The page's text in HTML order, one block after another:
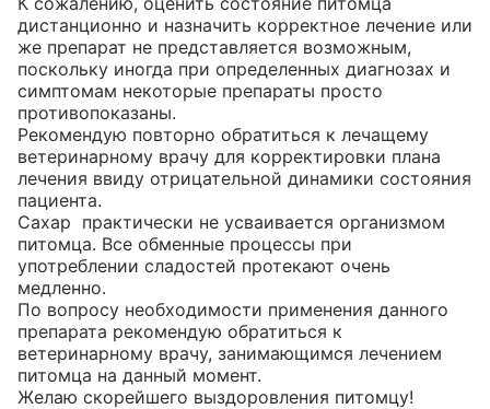
дистанционно и назначить корректное лечение или
же препарат не представляется возможным,
поскольку иногда при определенных диагнозах и
симптомам некоторые препараты просто
противопоказаны.
Рекомендую повторно обратиться к лечащему
ветеринарному врачу для корректировки плана
лечения ввиду отрицательной динамики состояния
пациента.
Сахар  практически не усваивается организмом
питомца. Все обменные процессы при
употреблении сладостей протекают очень
медленно.
По вопросу необходимости применения данного
препарата рекомендую обратиться к
ветеринарному врачу, занимающимся лечением
питомца на данный момент.
Желаю скорейшего выздоровления питомцу!